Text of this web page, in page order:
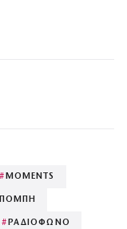
# MOMENTS
# ΡΑΔΙΟΦΩΝΟ